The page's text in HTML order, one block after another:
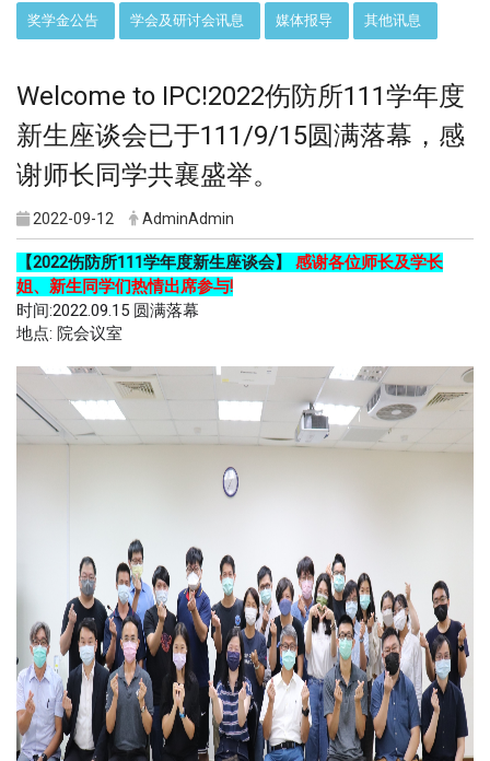
奖学金公告 学会及研讨会讯息 媒体报导 其他讯息
Welcome to IPC!2022伤防所111学年度
新生座谈会已于111/9/15圆满落幕，感
谢师长同学共襄盛举。
2022-09-12 AdminAdmin
【2022伤防所111学年度新生座谈会】
感谢各位师长及学长
姐、新生同学们热情出席参与!
时间:2022.09.15 圆满落幕
地点: 院会议室